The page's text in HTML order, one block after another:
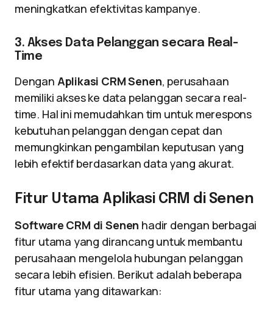
meningkatkan efektivitas kampanye.
3. Akses Data Pelanggan secara Real-
Time
Dengan Aplikasi CRM Senen, perusahaan
memiliki akses ke data pelanggan secara real-
time. Hal ini memudahkan tim untuk merespons
kebutuhan pelanggan dengan cepat dan
memungkinkan pengambilan keputusan yang
lebih efektif berdasarkan data yang akurat.
Fitur Utama Aplikasi CRM di Senen
Software CRM di Senen hadir dengan berbagai
fitur utama yang dirancang untuk membantu
perusahaan mengelola hubungan pelanggan
secara lebih efisien. Berikut adalah beberapa
fitur utama yang ditawarkan: